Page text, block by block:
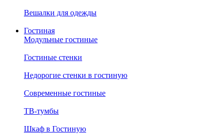
Вешалки для одежды
Гостиная
Модульные гостиные
Гостиные стенки
Недорогие стенки в гостиную
Современные гостиные
ТВ-тумбы
Шкаф в Гостиную